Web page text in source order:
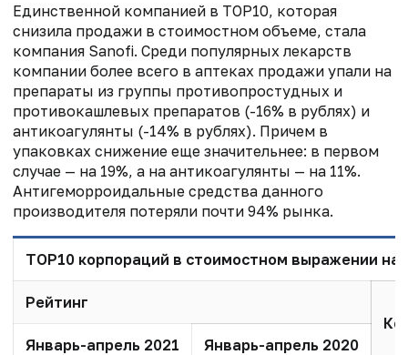
Единственной компанией в ТОР10, которая
снизила продажи в стоимостном объеме, стала
компания Sanofi. Среди популярных лекарств
компании более всего в аптеках продажи упали на
препараты из группы противопростудных и
противокашлевых препаратов (-16% в рублях) и
антикоагулянты (-14% в рублях). Причем в
упаковках снижение еще значительнее: в первом
случае — на 19%, а на антикоагулянты — на 11%.
Антигеморроидальные средства данного
производителя потеряли почти 94% рынка.
ТОР10 корпораций в стоимостном выражении на
Рейтинг
Январь-апрель 2021
Январь-апрель 2020